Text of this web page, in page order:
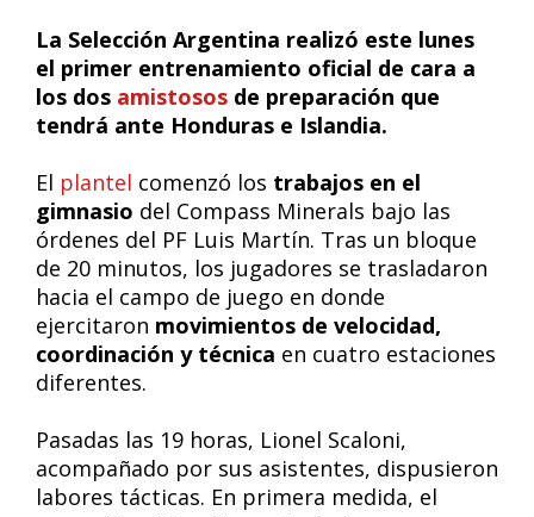
La Selección Argentina realizó este lunes
el primer entrenamiento oficial de cara a
los dos amistosos de preparación que
tendrá ante Honduras e Islandia.
El plantel comenzó los trabajos en el
gimnasio del Compass Minerals bajo las
órdenes del PF Luis Martín. Tras un bloque
de 20 minutos, los jugadores se trasladaron
hacia el campo de juego en donde
ejercitaron movimientos de velocidad,
coordinación y técnica en cuatro estaciones
diferentes.
Pasadas las 19 horas, Lionel Scaloni,
acompañado por sus asistentes, dispusieron
labores tácticas. En primera medida, el